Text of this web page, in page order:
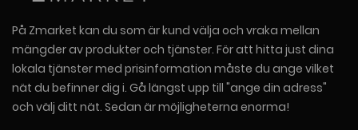
På Zmarket kan du som är kund välja och vraka mellan
mängder av produkter och tjänster. För att hitta just dina
lokala tjänster med prisinformation måste du ange vilket
nät du befinner dig i. Gå längst upp till "ange din adress"
och välj ditt nät. Sedan är möjligheterna enorma!